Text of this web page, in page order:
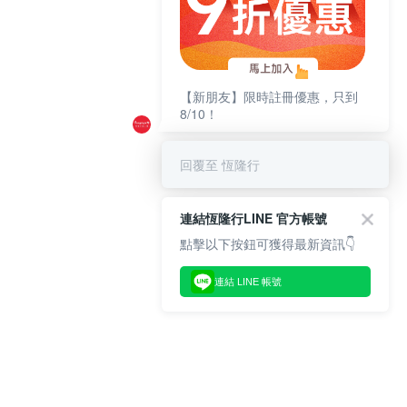
【新朋友】限時註冊優惠，只到
8/10！
回覆至 恆隆行
連結恆隆行LINE 官方帳號
點擊以下按鈕可獲得最新資訊👇
連結 LINE 帳號